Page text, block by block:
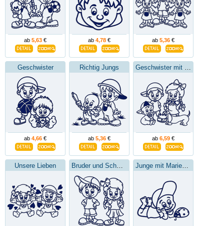
ab 5,63 € ab 4,78 € ab 5,36 €
Geschwister
ab 4,66 €
Richtig Jungs
ab 5,36 € ab 6,59 €
Unsere Lieben